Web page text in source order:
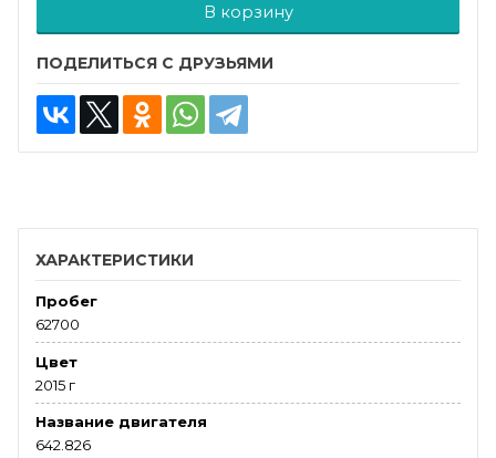
В корзину
ПОДЕЛИТЬСЯ С ДРУЗЬЯМИ
ХАРАКТЕРИСТИКИ
Пробег
62700
Цвет
2015 г
Название двигателя
642.826